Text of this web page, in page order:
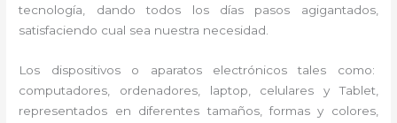
tecnología, dando todos los días pasos agigantados,
satisfaciendo cual sea nuestra necesidad.
Los dispositivos o aparatos electrónicos tales como:
computadores, ordenadores, laptop, celulares y Tablet,
representados en diferentes tamaños, formas y colores,